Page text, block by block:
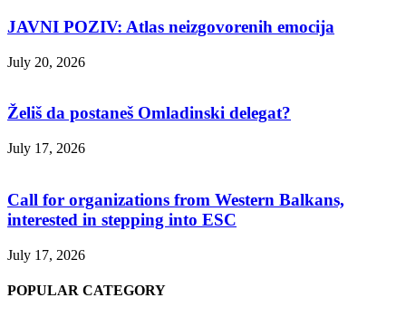
JAVNI POZIV: Atlas neizgovorenih emocija
July 20, 2026
Želiš da postaneš Omladinski delegat?
July 17, 2026
Call for organizations from Western Balkans,
interested in stepping into ESC
July 17, 2026
POPULAR CATEGORY